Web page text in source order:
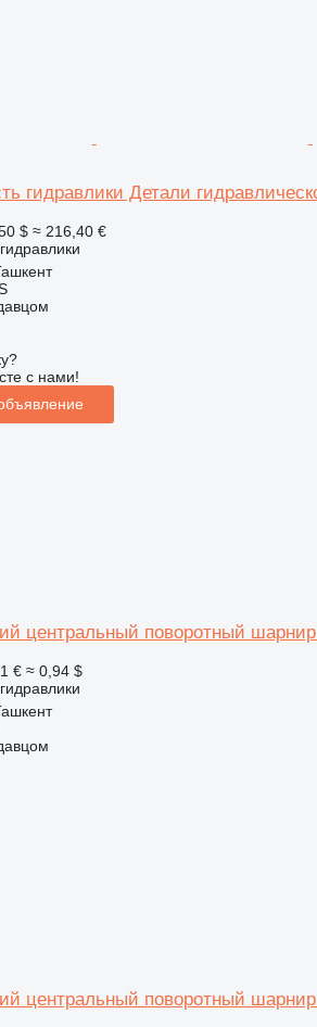
гидравлики Детали
$ ≈ 216,40 €
с нами!
центральный поворотный
€ ≈ 0,94 $
центральный поворотный